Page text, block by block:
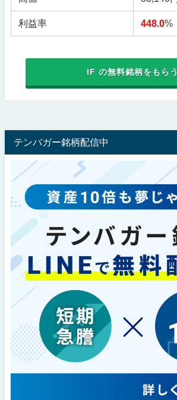
利益率 448.0%
IF の無料銘柄をもらう
テンバガー銘柄配信中